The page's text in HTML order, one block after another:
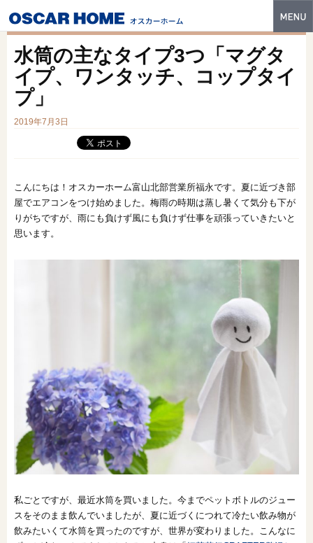
特長
建築実例
フォトギャラリー
水筒の主なタイプ3つ「マグタ
イプ、ワンタッチ、コップタイ
プ」
2019年7月3日
こんにちは！オスカーホーム富山北部営業所福永です。夏に近づき部
屋でエアコンをつけ始めました。梅雨の時期は蒸し暑くて気分も下が
りがちですが、雨にも負けず風にも負けず仕事を頑張っていきたいと
思います。
私ごとですが、最近水筒を買いました。今までペットボトルのジュー
スをそのまま飲んでいましたが、夏に近づくにつれて冷たい飲み物が
飲みたいくて水筒を買ったのですが、世界が変わりました。こんなに